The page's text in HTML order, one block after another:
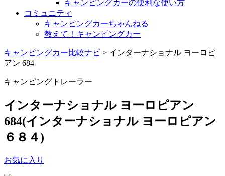
キャンピングカーの便利な使い方
コミュニティ
キャンピングカーちゃんねる
教えて！キャンピングカー
キャンピングカー比較ナビ > インターナショナル ヨーロピ
アン 684
キャンピングトレーラー
インターナショナル ヨーロピアン
684(インターナショナル ヨーロピアン
６８４)
お気に入り